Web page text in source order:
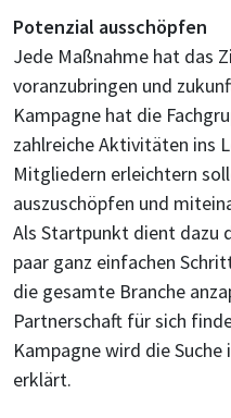
Potenzial ausschöpfen
Jede Maßnahme hat das
voranzubringen und
Kampagne hat die
zahlreiche Aktivitäten ins
Mitgliedern erleichtern
auszuschöpfen und
Als Startpunkt dient dazu
paar ganz einfachen
die gesamte Branche
Partnerschaft für sich
Kampagne wird die
erklärt.